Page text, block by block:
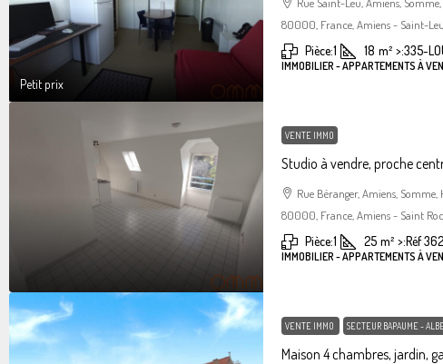
Petit prix
80000, France, Amiens - Saint-Leu
Pièce:1 18 m² >:335-
IMMOBILIER - APPARTEMENTS À
VENTE IMMO
Studio à vendre, proche
Rue Béranger, Amiens,
80000, France, Amiens - Saint
Pièce:1 25 m² >:Réf
IMMOBILIER - APPARTEMENTS À
VENTE IMMO SECTEUR BAPAUME -
Maison 4 chambres, jardin,